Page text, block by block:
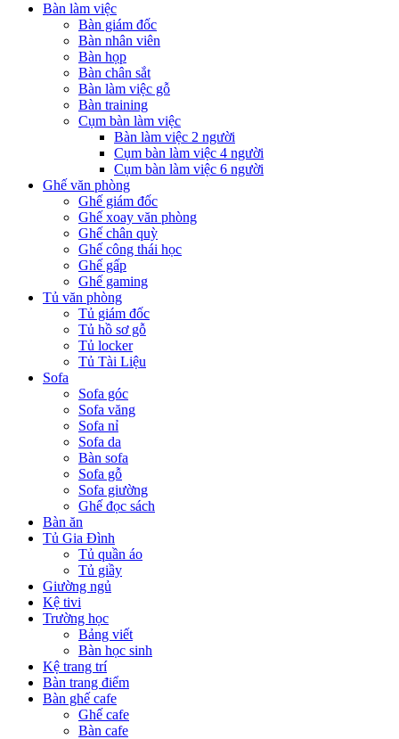
Bàn làm việc
Bàn giám đốc
Bàn nhân viên
Bàn họp
Bàn chân sắt
Bàn làm việc gỗ
Bàn training
Cụm bàn làm việc
Bàn làm việc 2 người
Cụm bàn làm việc 4 người
Cụm bàn làm việc 6 người
Ghế văn phòng
Ghế giám đốc
Ghế xoay văn phòng
Ghế chân quỳ
Ghế công thái học
Ghế gấp
Ghế gaming
Tủ văn phòng
Tủ giám đốc
Tủ hồ sơ gỗ
Tủ locker
Tủ Tài Liệu
Sofa
Sofa góc
Sofa văng
Sofa nỉ
Sofa da
Bàn sofa
Sofa gỗ
Sofa giường
Ghế đọc sách
Bàn ăn
Tủ Gia Đình
Tủ quần áo
Tủ giầy
Giường ngủ
Kệ tivi
Trường học
Bảng viết
Bàn học sinh
Kệ trang trí
Bàn trang điểm
Bàn ghế cafe
Ghế cafe
Bàn cafe